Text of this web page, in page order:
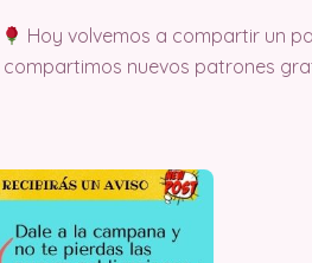
Hoy volvemos a compartir un
nuevos patrones